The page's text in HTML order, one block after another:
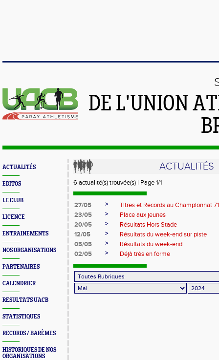
DE L'UNION
ACTUALITÉS
EDITOS
LE CLUB
LICENCE
ENTRAINEMENTS
NOS ORGANISATIONS
PARTENAIRES
CALENDRIER
RESULTATS UACB
STATISTIQUES
RECORDS / BARÈMES
HISTORIQUES DE NOS
ORGANISATIONS
ACTUALITÉS
6 actualité(s) trouvée(s) | Page 1/1
27/05 >
Titres et Records au Championnat
23/05
>
Place aux jeunes
20/05
>
Résultats Hors Stade
12/05
>
Résultats du week-end sur piste
05/05
>
Résultats du week-end
02/05
> Déjà très en forme